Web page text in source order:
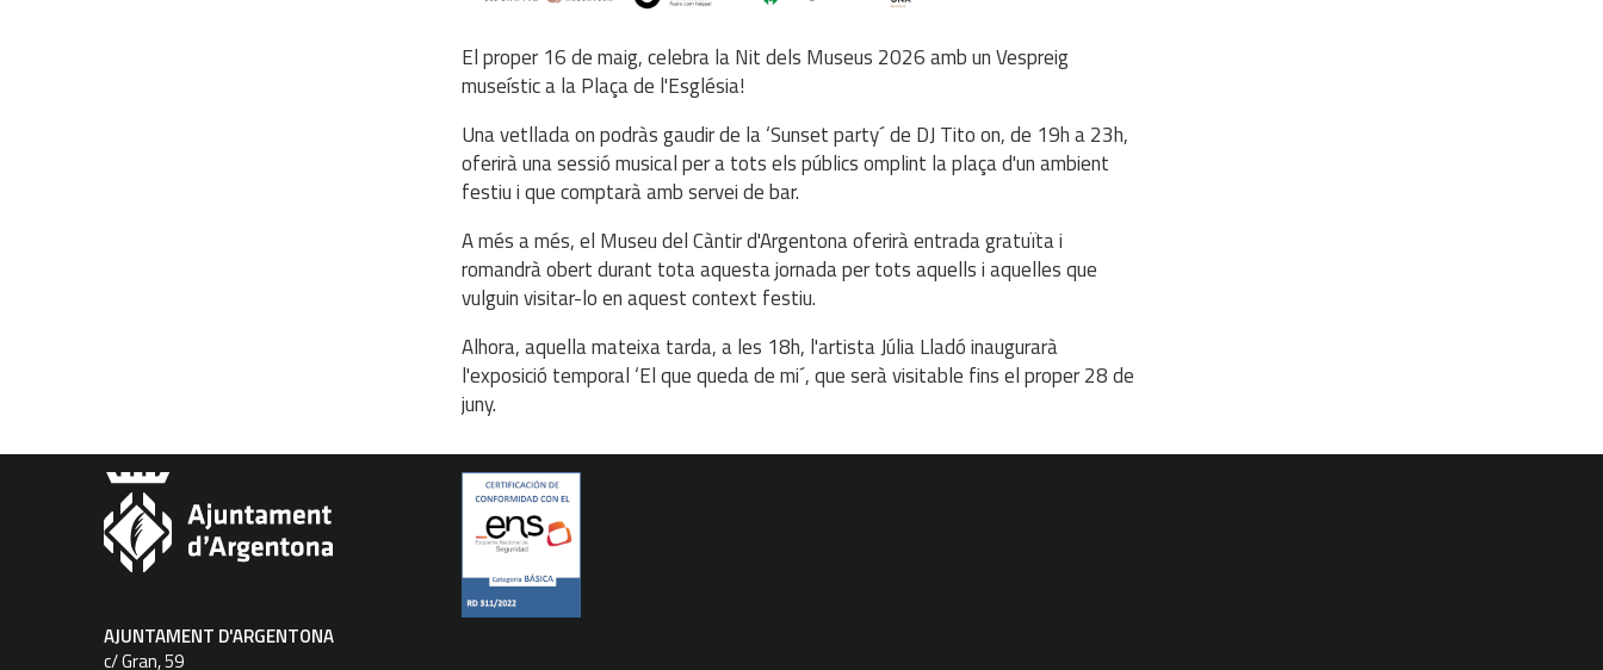
El proper 16 de maig, celebra la Nit dels Museus 2026 amb un Vespreig
museístic a la Plaça de l'Església!
Una vetllada on podràs gaudir de la ‘Sunset party´ de DJ Tito on, de 19h a 23h,
oferirà una sessió musical per a tots els públics omplint la plaça d'un ambient
festiu i que comptarà amb servei de bar.
A més a més, el Museu del Càntir d'Argentona oferirà entrada gratuïta i
romandrà obert durant tota aquesta jornada per tots aquells i aquelles que
vulguin visitar-lo en aquest context festiu.
Alhora, aquella mateixa tarda, a les 18h, l'artista Júlia Lladó inaugurarà
l'exposició temporal ‘El que queda de mi´, que serà visitable fins el proper 28 de
juny.
AJUNTAMENT D'ARGENTONA
c/ Gran, 59